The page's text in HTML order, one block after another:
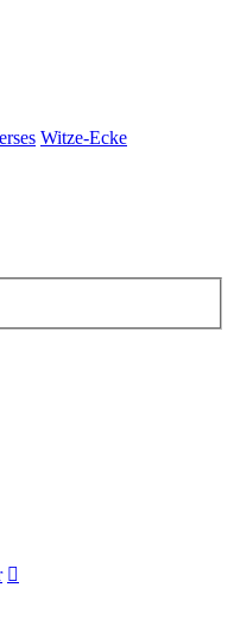
Witze-Ecke